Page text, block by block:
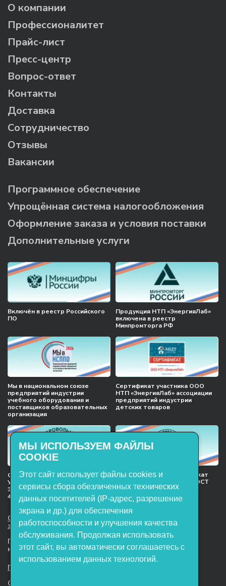
О компании
Профессионалитет
Прайс-лист
Пресс-центр
Вопрос-ответ
Контакты
Доставка
Сотрудничество
Отзывы
Вакансии
Программное обеспечение
Упрощённая система налогообложения
Оформление заказа и условия поставки
Дополнительные услуги
Включён в реестр Российского
ПО
Продукция НТП «ЭнергияЛаб»
включена в реестр
Минпромторга РФ
Мы в национальном союзе
предприятий индустрии
учебного оборудования и
поставщиков образовательных
организация
Сертификат участника ООО
НТП «ЭнергияЛаб» ассоциации
предприятий индустрии
детских товаров
Сертификат соответствия
Учебное оборудование, марки
ЭнергияЛаб ТУ 32.99.53–001–
47627947–2021 Серийный выпуск
Международный сертификат
менеджмента качества ГОСТ
ISO 9001:2015
ООО НТП «ЭнергияЛаб». Все права
защищены.
Представленная на сайте информация
не является публичной офертой
Пользовательское соглашение
Согласие на обработку персональных данных
МЫ ИСПОЛЬЗУЕМ ФАЙЛЫ
COOKIE
Этот сайт использует файлы cookies и
сервисы сбора обезличенных технических
данных посетителей (IP-адрес, разрешение
экрана и др.) для обеспечения
работоспособности и улучшения качества
обслуживания. Продолжая использовать
этот сайт, вы автоматически соглашаетесь с
использованием данных технологий.